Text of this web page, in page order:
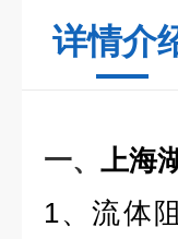
详情介
一、 上海
1、流体